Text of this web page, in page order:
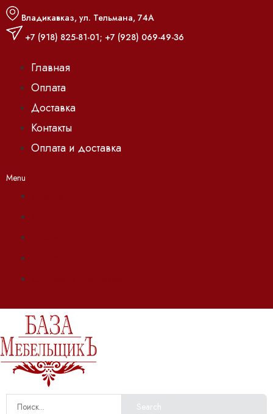
Владикавказ, ул. Тельмана, 74А
+7 (918) 825-81-01; +7 (928) 069-49-36
Главная
Оплата
Доставка
Контакты
Оплата и доставка
Menu
Search